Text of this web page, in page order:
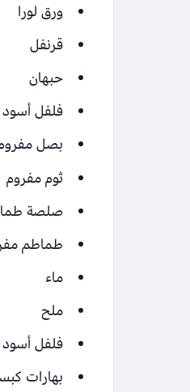
ورق لورا
قرنفل
حبهان
فلفل
بصل
ثوم مفروم
صلصة
طماطم
ماء
ملح
فلفل أسود
بهارات